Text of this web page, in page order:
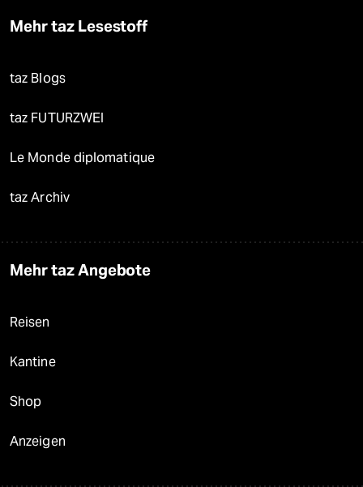
Mehr taz Lesestoff
taz Blogs
taz FUTURZWEI
Le Monde diplomatique
taz Archiv
Mehr taz Angebote
Reisen
Kantine
Shop
Anzeigen